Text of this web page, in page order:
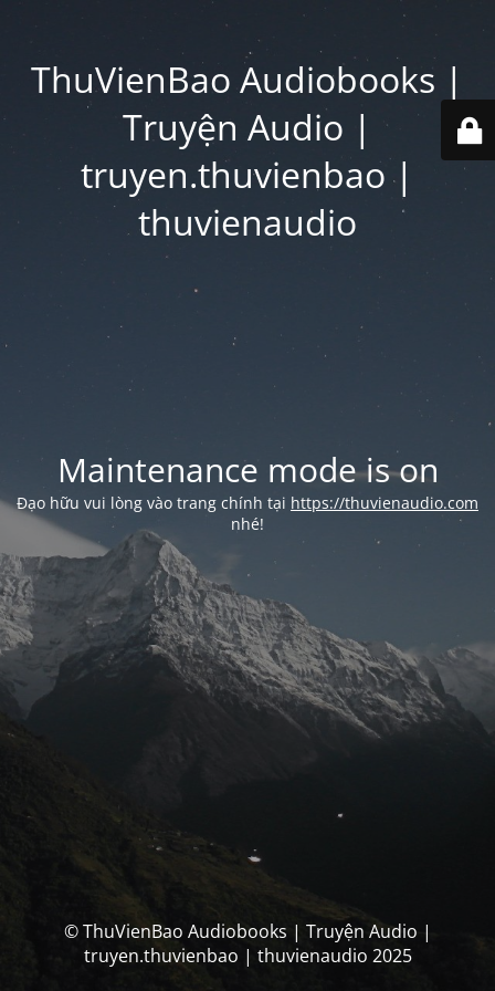
ThuVienBao Audiobooks |
Truyện Audio |
truyen.thuvienbao |
thuvienaudio
Maintenance mode is on
Đạo hữu vui lòng vào trang chính tại https://thuvienaudio.com
nhé!
© ThuVienBao Audiobooks | Truyện Audio |
truyen.thuvienbao | thuvienaudio 2025